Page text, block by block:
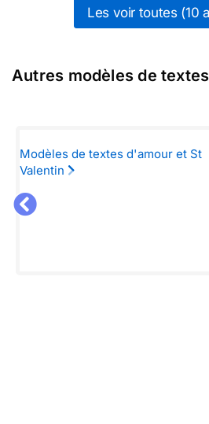
Les voir toutes (10
Autres modèles de
Modèles de textes d'amour et St
Valentin